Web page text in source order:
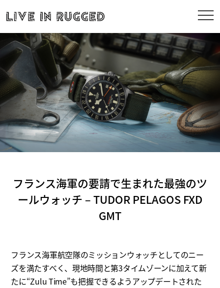
フランス海軍の要請で生まれた最強のツ
ールウォッチ – TUDOR PELAGOS FXD
GMT
フランス海軍航空隊のミッションウォッチとしてのニー
ズを満たすべく、現地時間と第3タイムゾーンに加えて新
たに“Zulu Time”も把握できるようアップデートされた